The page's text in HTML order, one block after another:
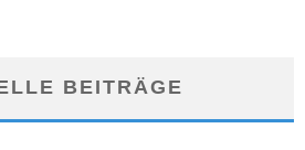
BEITRÄGE